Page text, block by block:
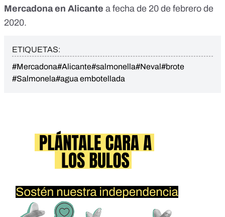
Mercadona en Alicante a fecha de 20 de febrero de
2020.
ETIQUETAS:
#Mercadona#Alicante#salmonella#Neval#brote
#Salmonela#agua embotellada